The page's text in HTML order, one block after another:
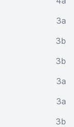
3a
3b
3b
3a
3a
3b